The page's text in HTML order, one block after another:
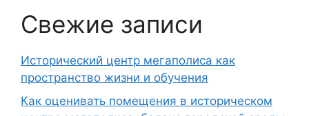
Свежие записи
Исторический центр мегаполиса как
пространство жизни и обучения
Как оценивать помещения в историческом